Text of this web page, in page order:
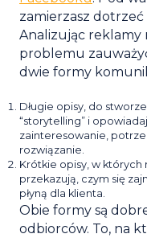
zamierzasz
Analizując reklamy
problemu
dwie formy
Długie opisy, do
“storytelling” i
zainteresowanie,
rozwiązanie.
Krótkie opisy, w których
przekazują, czym się
płyną dla klienta.
Obie formy są
odbiorców. To, na